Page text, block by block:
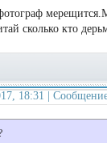
сколько кто
18:31 |